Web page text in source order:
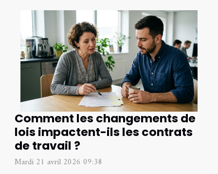
Comment les changements de
lois impactent-ils les contrats
de travail ?
Mardi 21 avril 2026 09:38